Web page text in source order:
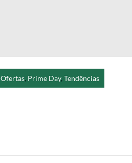
Ofertas, Prime Day, Tendências